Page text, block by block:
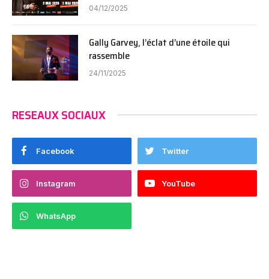
04/12/2025
Gally Garvey, l’éclat d’une étoile qui
rassemble
24/11/2025
RESEAUX SOCIAUX
Facebook Twitter
Instagram YouTube
WhatsApp